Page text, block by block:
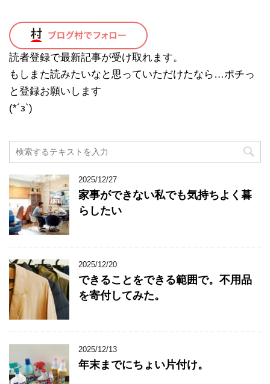
読者登録で最新記事が受け取れます。
もしまた読みたいなと思っていただけたなら…ポチっ
と登録お願いします
(*´з`)
2025/12/27
家事ができない私でも気持ちよく暮
らしたい
2025/12/20
できることをできる範囲で。不用品
を寄付してみた。
2025/12/13
年末までにちょい片付け。